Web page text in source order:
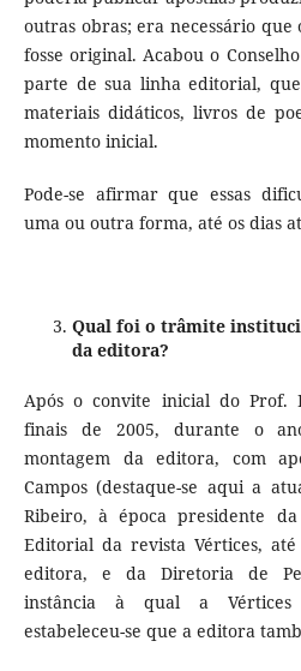
outras obras; era necessário
fosse original. Acabou o
parte de sua linha editorial,
materiais didáticos, livros de
momento inicial.
Pode-se afirmar que essas
uma ou outra forma, até os dias
Qual foi o trâmite
da editora?
Após o convite inicial do Prof.
finais de 2005, durante o
montagem da editora, com
Campos (destaque-se aqui a
Ribeiro, à época presidente
Editorial da revista Vértices,
editora, e da Diretoria de
instância à qual a Vértices
estabeleceu-se que a editora